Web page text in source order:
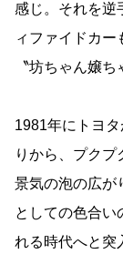
感じ。それを逆
ィファイドカー
〝坊ちゃん嬢ち
1981年にトヨ
りから、プク
景気の泡の広が
としての色合い
れる時代へと突